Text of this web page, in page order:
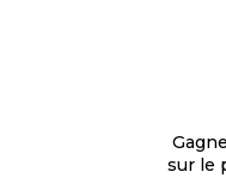
sur le